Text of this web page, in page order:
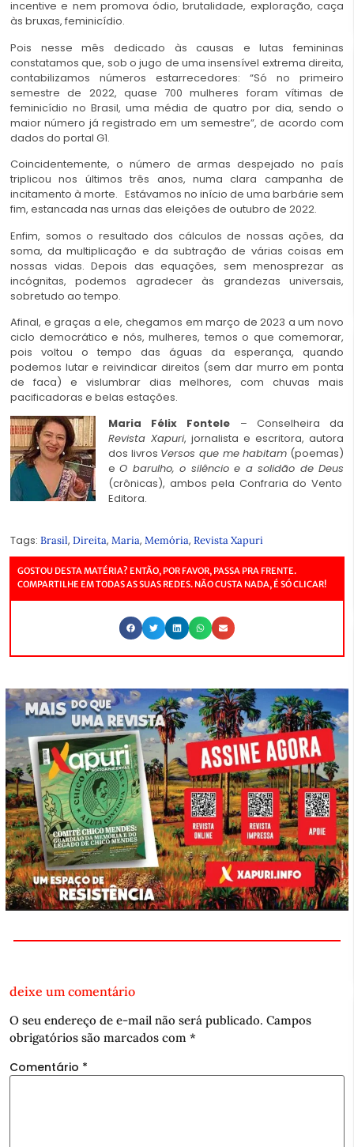
incentive e nem promova ódio, brutalidade, exploração, caça
às bruxas, feminicídio.
Pois nesse mês dedicado às causas e lutas femininas
constatamos que, sob o jugo de uma insensível extrema direita,
contabilizamos números estarrecedores: “Só no primeiro
semestre de 2022, quase 700 mulheres foram vítimas de
feminicídio no Brasil, uma média de quatro por dia, sendo o
maior número já registrado em um semestre”, de acordo com
dados do portal G1.
Coincidentemente, o número de armas despejado no país
triplicou nos últimos três anos, numa clara campanha de
incitamento à morte. Estávamos no início de uma barbárie sem
fim, estancada nas urnas das eleições de outubro de 2022.
Enfim, somos o resultado dos cálculos de nossas ações, da
soma, da multiplicação e da subtração de várias coisas em
nossas vidas. Depois das equações, sem menosprezar as
incógnitas, podemos agradecer às grandezas universais,
sobretudo ao tempo.
Afinal, e graças a ele, chegamos em março de 2023 a um novo
ciclo democrático e nós, mulheres, temos o que comemorar,
pois voltou o tempo das águas da esperança, quando
podemos lutar e reivindicar direitos (sem dar murro em ponta
de faca) e vislumbrar dias melhores, com chuvas mais
pacificadoras e belas estações.
Maria Félix Fontele – Conselheira da
Revista Xapuri, jornalista e escritora, autora
dos livros Versos que me habitam (poemas)
eO barulho, o silêncio e a solidão de Deus
(crônicas), ambos pela Confraria do Vento
Editora.
Tags: Brasil, Direita, Maria, Memória, Revista Xapuri
GOSTOU DESTA MATÉRIA? ENTÃO, POR FAVOR, PASSA PRA FRENTE.
COMPARTILHE EM TODAS AS SUAS REDES. NÃO CUSTA NADA, É SÓ CLICAR!
deixe um comentário
O seu endereço de e-mail não será publicado. Campos
obrigatórios são marcados com *
Comentário *